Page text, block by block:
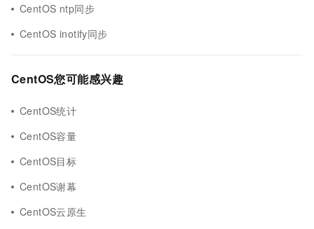
CentOS ntp同步
CentOS inotify同步
CentOS您可能感兴趣
CentOS统计
CentOS容量
CentOS目标
CentOS谢幕
CentOS云原生